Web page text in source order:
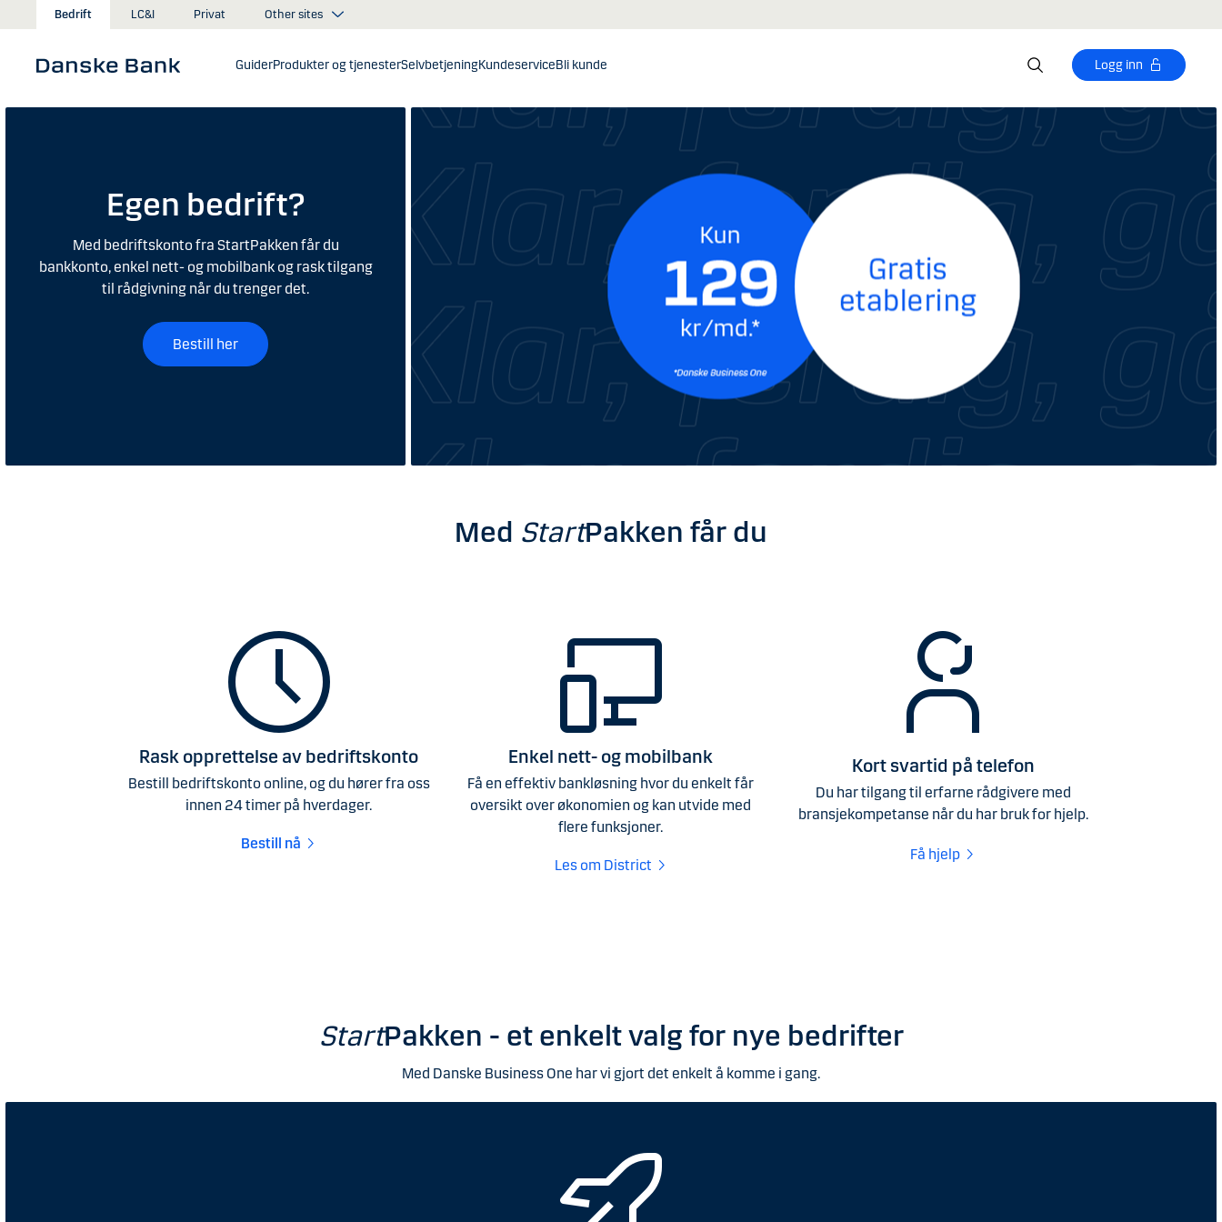
Gå til hovedinnhold
Bedrift LC&I Privat Other sites
GuiderProdukter og tjenesterSelvbetjeningKundeserviceBli kunde Logg inn
Egen bedrift?
Med bedriftskonto fra StartPakken får du
bankkonto, enkel nett- og mobilbank og rask tilgang
til rådgivning når du trenger det.
Bestill her
Med StartPakken får du
Rask opprettelse av bedriftskonto
Bestill bedriftskonto online, og du hører fra oss
innen 24 timer på hverdager.
Bestill nå
Enkel nett- og mobilbank
Få en effektiv bankløsning hvor du enkelt får
oversikt over økonomien og kan utvide med
flere funksjoner.
Les om District
Kort svartid på telefon
Du har tilgang til erfarne rådgivere med
bransjekompetanse når du har bruk for hjelp.
Få hjelp
StartPakken - et enkelt valg for nye bedrifter
Med Danske Business One har vi gjort det enkelt å komme i gang.